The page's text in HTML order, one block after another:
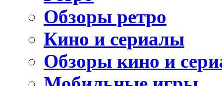
Обзоры ретро
Кино и сериалы
Обзоры кино и